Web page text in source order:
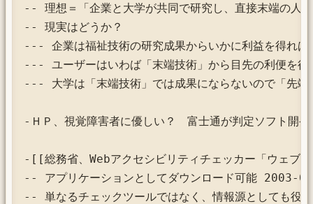
-- 理想＝「企業と大学が共同で研究し、直接末端の人
-- 現実はどうか？
--- 企業は福祉技術の研究成果からいかに利益を得れば
--- ユーザーはいわば「末端技術」から目先の利便を得
--- 大学は「末端技術」では成果にならないので「先端
-ＨＰ、視覚障害者に優しい？　富士通が判定ソフト
-[[総務省、Webアクセシビリティチェッカー「
-- アプリケーションとしてダウンロード可能 2003-
-- 単なるチェックツールではなく、情報源としても